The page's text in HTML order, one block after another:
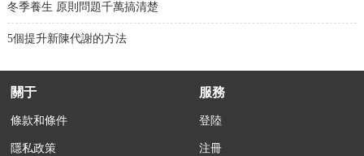
冬季養生 原則問題千萬搞清楚
5個提升新陳代謝的方法
關于
條款和條件
隱私政策
服務
登陸
注冊